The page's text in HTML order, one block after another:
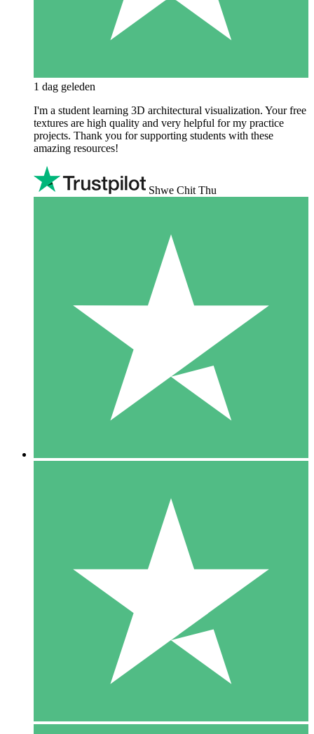
1 dag geleden
I'm a student learning 3D architectural visualization. Your free
textures are high quality and very helpful for my practice
projects. Thank you for supporting students with these
amazing resources!
Shwe Chit Thu